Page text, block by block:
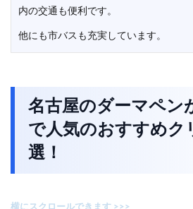
内の交通も便利です。
他にも市バスも充実しています。
名古屋のダーマペン
で人気のおすすめク
選！